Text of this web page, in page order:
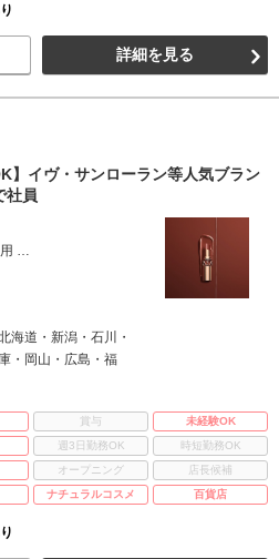
詳細を見る
】イヴ・サンローラン等人気ブラン
社員
用 …
海道・新潟・石川・
・岡山・広島・福
賞与
未経験OK
週3日勤務OK
時短勤務OK
オープニング
店長候補
ナチュラルコスメ 百貨店